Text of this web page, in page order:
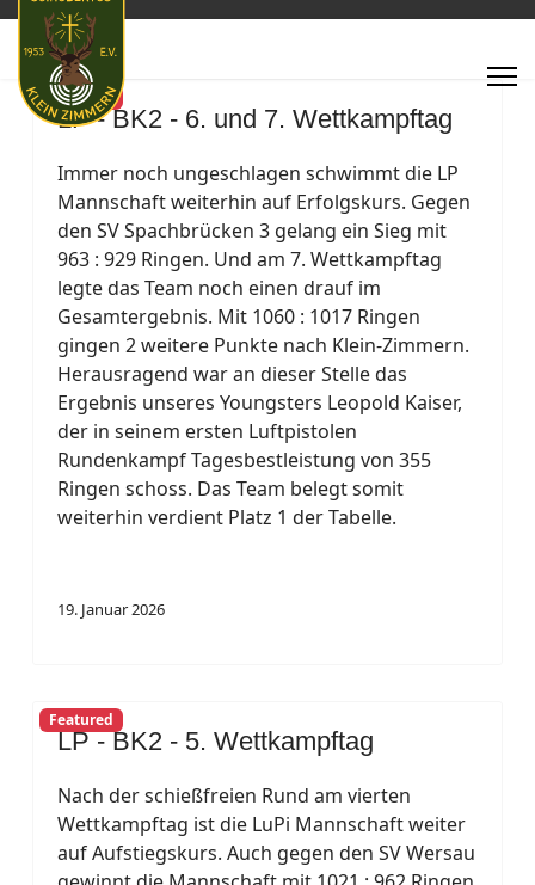
Featured
LP - BK2 - 6. und 7. Wettkampftag
Immer noch ungeschlagen schwimmt die LP
Mannschaft weiterhin auf Erfolgskurs. Gegen
den SV Spachbrücken 3 gelang ein Sieg mit
963 : 929 Ringen. Und am 7. Wettkampftag
legte das Team noch einen drauf im
Gesamtergebnis. Mit 1060 : 1017 Ringen
gingen 2 weitere Punkte nach Klein-Zimmern.
Herausragend war an dieser Stelle das
Ergebnis unseres Youngsters Leopold Kaiser,
der in seinem ersten Luftpistolen
Rundenkampf Tagesbestleistung von 355
Ringen schoss. Das Team belegt somit
weiterhin verdient Platz 1 der Tabelle.
19. Januar 2026
Featured
LP - BK2 - 5. Wettkampftag
Nach der schießfreien Rund am vierten
Wettkampftag ist die LuPi Mannschaft weiter
auf Aufstiegskurs. Auch gegen den SV Wersau